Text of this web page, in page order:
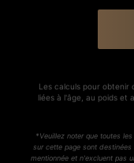
Les calculs pour obtenir
liées à l'âge, au poids et
*Veuillez noter que toutes
sur cette page sont
mentionnée et n'excluent pas